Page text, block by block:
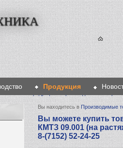
Продукция
Вы находитесь вПроизводимые
Вы можете купить
КМТЗ 09.001 (на
8-(7152) 52-24-25